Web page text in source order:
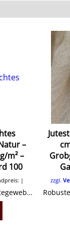
–
m² –
100
Lebensmittelechtes Jutegewebe H215 (120 cm breit). Grober Rupfen (215 g/m²), Oeko-Tex zertifiziert & mineralölfrei. Ideal für Lebensmittelsäcke, Baumschulen & Winterschutz.
zzgl.